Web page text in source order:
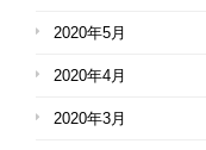
2020年5月
2020年4月
2020年3月